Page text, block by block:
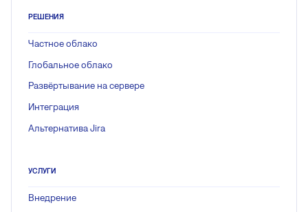
РЕШЕНИЯ
Частное облако
Глобальное облако
Развёртывание на сервере
Интеграция
Альтернатива Jira
УСЛУГИ
Внедрение